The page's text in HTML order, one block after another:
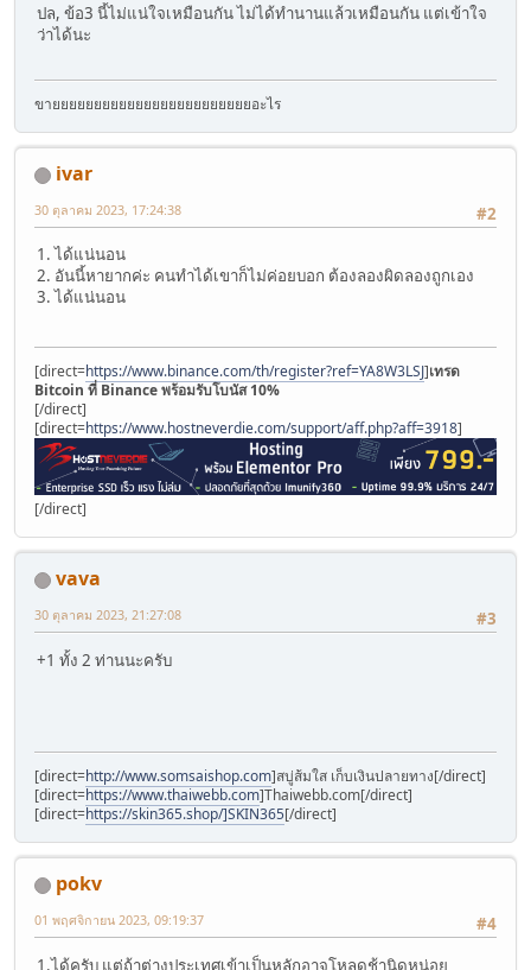
ปล, ข้อ3 นี้ไม่แน่ใจเหมือนกัน ไม่ได้ทำนานแล้วเหมือนกัน แต่เข้าใจ
ว่าได้นะ
ขายยยยยยยยยยยยยยยยยยยยยยยยอะไร
ivar
#2
30 ตุลาคม 2023, 17:24:38
1. ได้แน่นอน
2. อันนี้หายากค่ะ คนทำได้เขาก็ไม่ค่อยบอก ต้องลองผิดลองถูกเอง
3. ได้แน่นอน
[direct=https://www.binance.com/th/register?ref=YA8W3LSJ]เทรด
Bitcoin ที่ Binance พร้อมรับโบนัส 10%
[/direct]
[direct=https://www.hostneverdie.com/support/aff.php?aff=3918]
[/direct]
vava
#3
30 ตุลาคม 2023, 21:27:08
+1 ทั้ง 2 ท่านนะครับ
[direct=http://www.somsaishop.com]สบู่ส้มใส เก็บเงินปลายทาง[/direct]
[direct=https://www.thaiwebb.com]Thaiwebb.com[/direct]
[direct=https://skin365.shop/]SKIN365[/direct]
pokv
#4
01 พฤศจิกายน 2023, 09:19:37
1.ได้ครับ แต่ถ้าต่างประเทศเข้าเป็นหลักอาจโหลดช้านิดหน่อย